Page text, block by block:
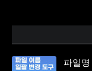
파일